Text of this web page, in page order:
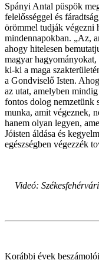
Spányi Antal püspök
felelősséggel és
örömmel tudják végezni
mindennapokban. „Az,
ahogy hitelesen
magyar
ki-ki a maga
a Gondviselő Isten.
az utat, amelyben
fontos dolog nemzetünk
munka, amit végeznek,
hanem olyan legyen,
Jóisten áldása és
egészségben végezzék
Videó:
Korábbi évek